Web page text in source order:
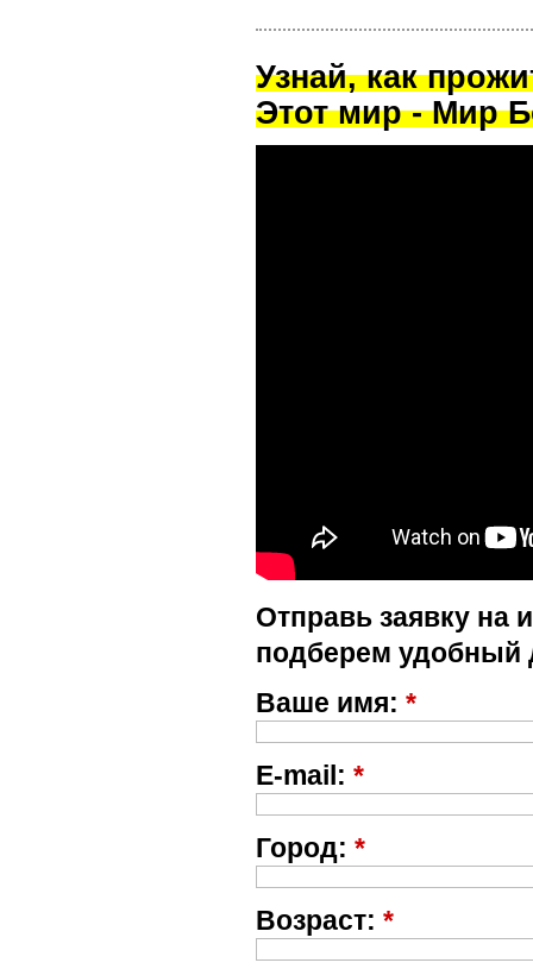
Узнай, как
Этот мир - Мир
Отправь заявку на
подберем удобный
Ваше имя: *
E-mail: *
Город: *
Возраст: *